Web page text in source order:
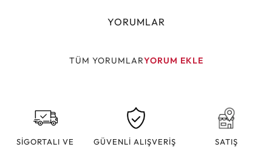
YORUMLAR
TÜM YORUMLARYORUM EKLE
SİGORTALI VE
GÜVENLİ ALIŞVERİŞ
SATIŞ